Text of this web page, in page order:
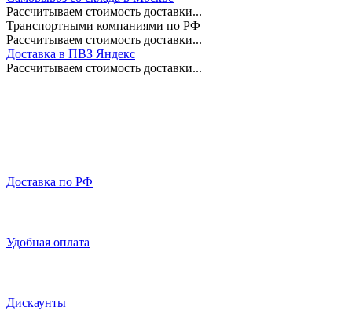
Рассчитываем стоимость доставки...
Транспортными компаниями по РФ
Рассчитываем стоимость доставки...
Доставка в ПВЗ Яндекс
Рассчитываем стоимость доставки...
Доставка по РФ
Удобная оплата
Дискаунты